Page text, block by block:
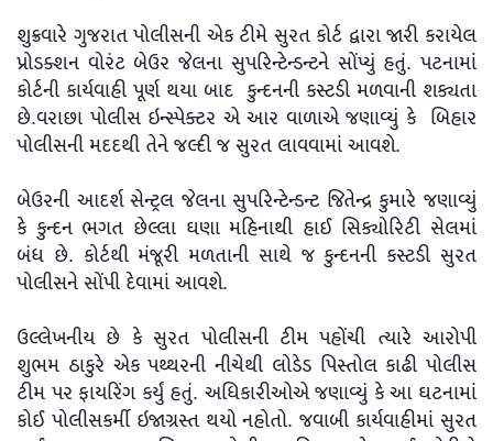
શુક્રવારે ગુજરાત પોલીસની એક ટીમે સુરત કોર્ટ દ્વારા જારી કરાયેલ
પ્રોડક્શન વોરંટ બેઉર જેલના સુપરિન્ટેન્ડન્ટને સોંપ્યું હતું. પટનામાં
કોર્ટની કાર્યવાહી પૂર્ણ થયા બાદ કુન્દનની કસ્ટડી મળવાની શક્યતા
છે.વરાછા પોલીસ ઇન્સ્પેક્ટર એ આર વાળાએ જણાવ્યું કે બિહાર
પોલીસની મદદથી તેને જલ્દી જ સુરત લાવવામાં આવશે.
બેઉરની આદર્શ સેન્ટ્રલ જેલના સુપરિન્ટેન્ડન્ટ જિતેન્દ્ર કુમારે જણાવ્યું
કે કુન્દન ભગત છેલ્લા ઘણા મહિનાથી હાઈ સિક્યોરિટી સેલમાં
બંધ છે. કોર્ટથી મંજૂરી મળતાની સાથે જ કુન્દનની કસ્ટડી સુરત
પોલીસને સોંપી દેવામાં આવશે.
ઉલ્લેખનીય છે કે સુરત પોલીસની ટીમ પહોંચી ત્યારે આરોપી
શુભમ ઠાકુરે એક પથ્થરની નીચેથી લોડેડ પિસ્તોલ કાઢી પોલીસ
ટીમ પર ફાયરિંગ કર્યું હતું. અધિકારીઓએ જણાવ્યું કે આ ઘટનામાં
કોઈ પોલીસકર્મી ઇજાગ્રસ્ત થયો નહોતો. જવાબી કાર્યવાહીમાં સુરત